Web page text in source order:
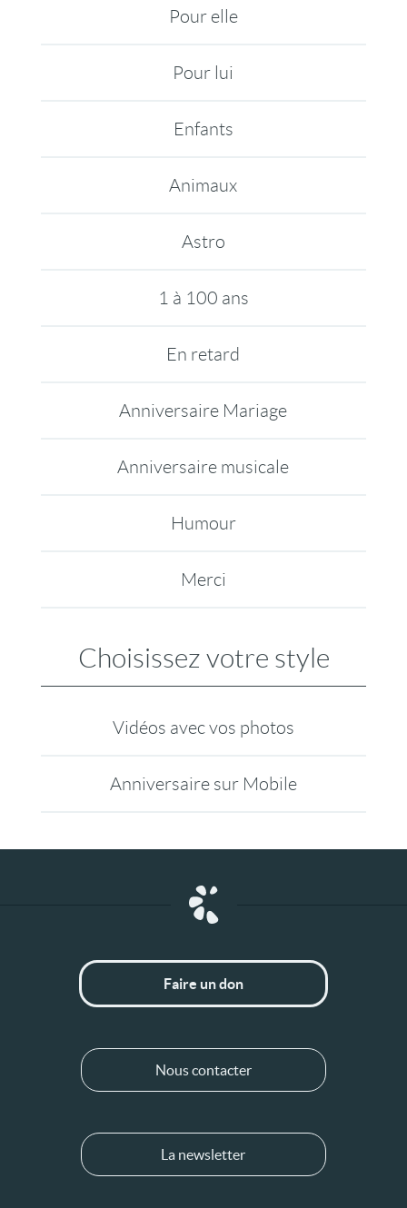
Pour elle
Pour lui
Enfants
Animaux
Astro
1 à 100 ans
En retard
Anniversaire Mariage
Anniversaire musicale
Humour
Merci
Choisissez votre style
Vidéos avec vos photos
Anniversaire sur Mobile
Faire un don
Nous contacter
La newsletter